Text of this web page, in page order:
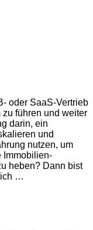
oder SaaS-Vertrieb
zu führen und weiter
darin, ein
und
nutzen, um
Immobilien-
heben? Dann bist
…